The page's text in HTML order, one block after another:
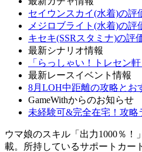
セイウンスカイ(水着)の評
メジロブライト(水着)の評
キセキ(SSRスタミナ)の評
最新シナリオ情報
「らっしゃい！トレセン
最新レースイベント情報
8月LOH中距離の攻略とお
GameWithからのお知らせ
未経験可&完全在宅！攻略
ウマ娘のスキル「出力1000％！
載。所持しているサポートカー